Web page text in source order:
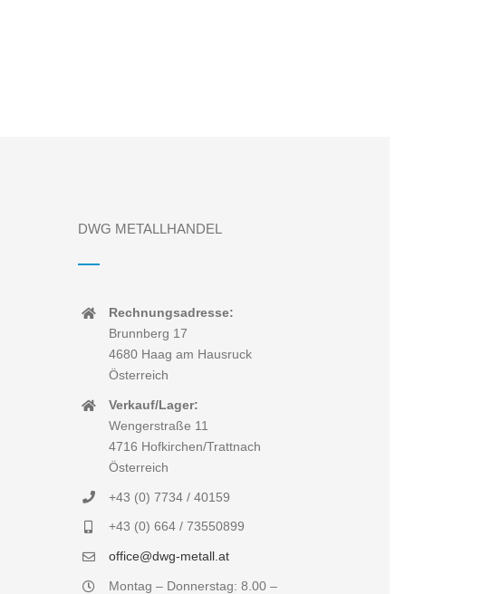
DWG METALLHANDEL
Rechnungsadresse:
Brunnberg 17
4680 Haag am Hausruck
Österreich
Verkauf/Lager:
Wengerstraße 11
4716 Hofkirchen/Trattnach
Österreich
+43 (0) 7734 / 40159
+43 (0) 664 / 73550899
office@dwg-metall.at
Montag – Donnerstag: 8.00 –